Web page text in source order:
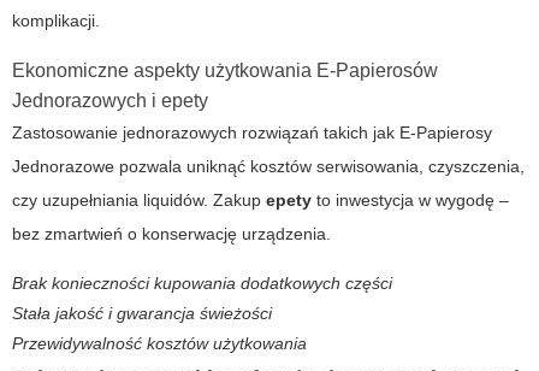
komplikacji.
Ekonomiczne aspekty użytkowania E-Papierosów
Jednorazowych i epety
Zastosowanie jednorazowych rozwiązań takich jak E-Papierosy
Jednorazowe pozwala uniknąć kosztów serwisowania, czyszczenia,
czy uzupełniania liquidów. Zakup epety to inwestycja w wygodę –
bez zmartwień o konserwację urządzenia.
Brak konieczności kupowania dodatkowych części
Stała jakość i gwarancja świeżości
Przewidywalność kosztów użytkowania